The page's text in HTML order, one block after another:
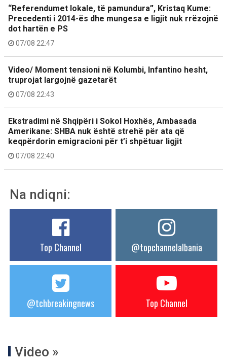
“Referendumet lokale, të pamundura”, Kristaq Kume:
Precedenti i 2014-ës dhe mungesa e ligjit nuk rrëzojnë
dot hartën e PS
07/08 22:47
Video/ Moment tensioni në Kolumbi, Infantino hesht,
truprojat largojnë gazetarët
07/08 22:43
Ekstradimi në Shqipëri i Sokol Hoxhës, Ambasada
Amerikane: SHBA nuk është strehë për ata që
keqpërdorin emigracioni për t’i shpëtuar ligjit
07/08 22:40
Na ndiqni:
Top Channel @topchannelalbania
@tchbreakingnews Top Channel
Video »